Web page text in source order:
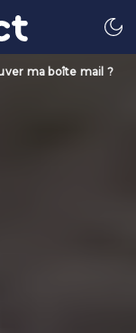
ma boîte mail ?